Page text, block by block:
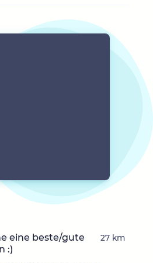
eine beste/gute
:)
27 km